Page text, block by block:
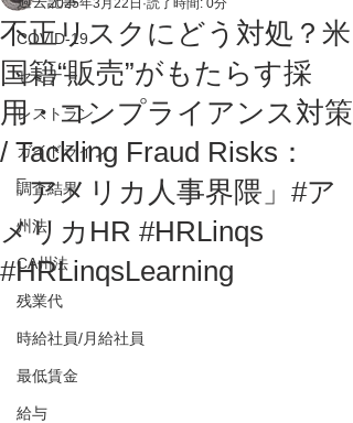
COVID-19
セミナー
レストラン
ガイドライン
調査結果
州法
CA州法
残業代
時給社員/月給社員
最低賃金
給与
不正リスクにどう対処？米
国籍“販売”がもたらす採
用・コンプライアンス対策
/ Tackling Fraud Risks：
「アメリカ人事界隈」#ア
メリカHR #HRLinqs
#HRLinqsLearning
2025年3月22日 読了時間: 0分